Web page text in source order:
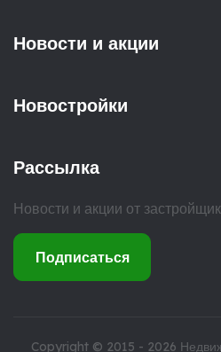
Новости и акции
Новостройки
Рассылка
Новости и акции от
Подписаться
Copyright © 2015 - 2026